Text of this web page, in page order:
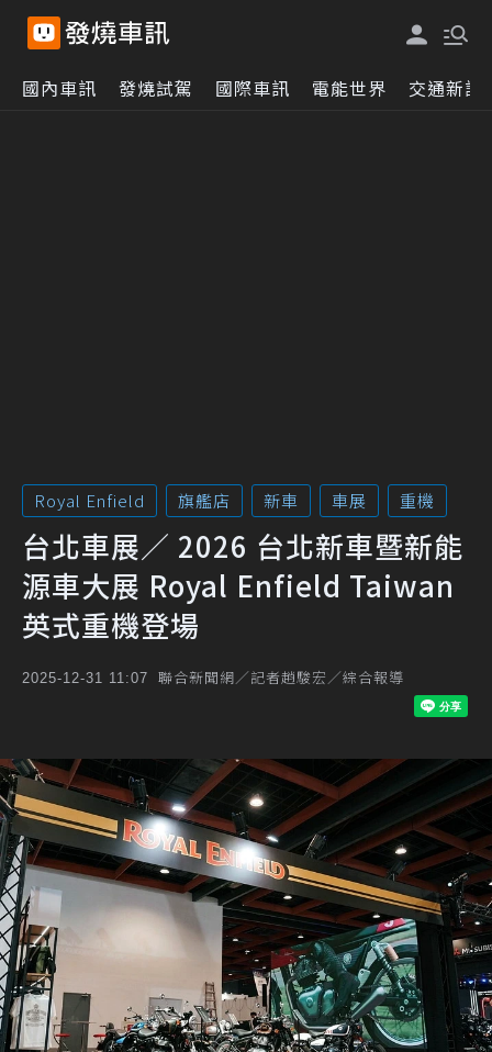
國內車訊 發燒試駕 國際車訊 電能世界 交通新訊
Royal Enfield 旗艦店 新車 車展 重機
台北車展／ 2026 台北新車暨新能
源車大展 Royal Enfield Taiwan
英式重機登場
2025-12-31 11:07 聯合新聞網／記者趙駿宏／綜合報導